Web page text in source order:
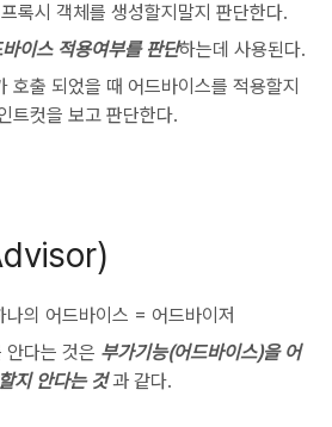
록시 객체를 생성할지말지 판단한다.
바이스 적용여부를 판단하는데 사용된다.
호출 되었을 때 어드바이스를 적용할지
트컷을 보고 판단한다.
의 어드바이스 = 어드바이저
안다는 것은 부가기능(어드바이스)을 어
지 안다는 것과 같다.